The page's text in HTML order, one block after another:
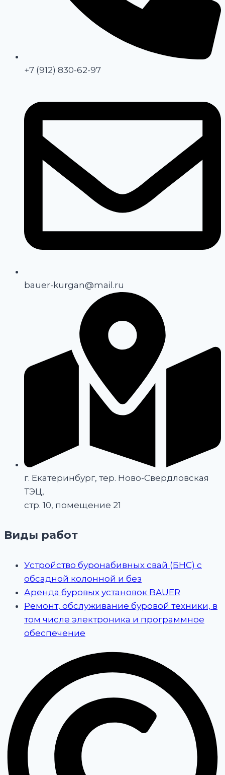
+7 (912) 830-62-97
bauer-kurgan@mail.ru
г. Екатеринбург, тер. Ново-Свердловская
ТЭЦ,
стр. 10, помещение 21
Виды работ
Устройство буронабивных свай (БНС) с
обсадной колонной и без
Аренда буровых установок BAUER
Ремонт, обслуживание буровой техники, в
том числе электроника и программное
обеспечение